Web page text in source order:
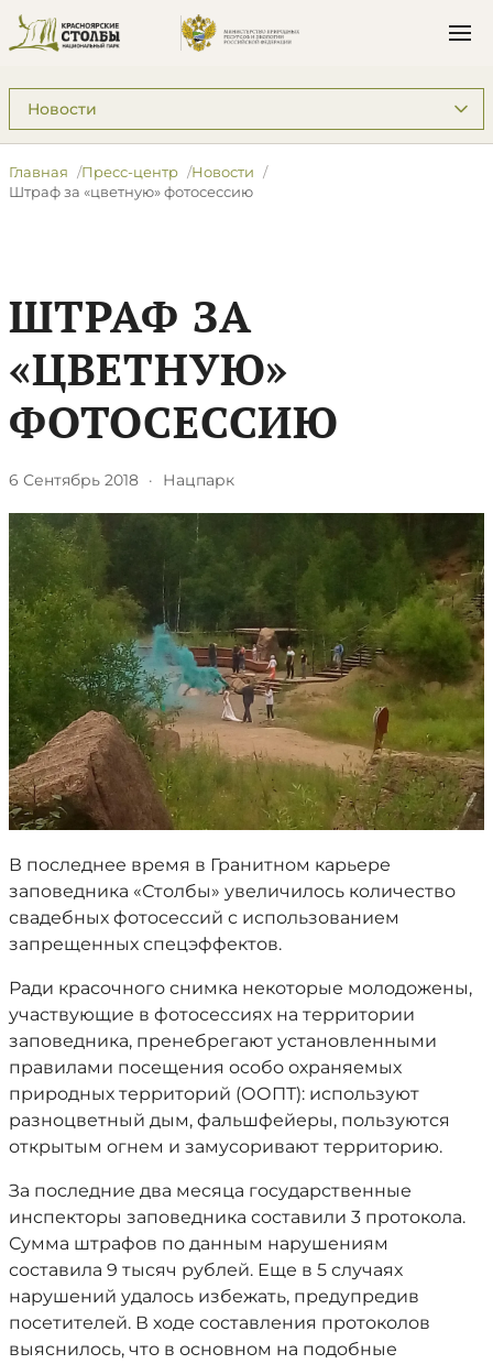
Подразделы: Пресс-центр
Главная Пресс-центр
Новости
Штраф за «цветную» фотосессию
ШТРАФ ЗА
«ЦВЕТНУЮ»
ФОТОСЕССИЮ
6 Сентябрь 2018 · Нацпарк
В последнее время в Гранитном карьере
заповедника «Столбы» увеличилось количество
свадебных фотосессий с использованием
запрещенных спецэффектов.
Ради красочного снимка некоторые молодожены,
участвующие в фотосессиях на территории
заповедника, пренебрегают установленными
правилами посещения особо охраняемых
природных территорий (ООПТ): используют
разноцветный дым, фальшфейеры, пользуются
открытым огнем и замусоривают территорию.
За последние два месяца государственные
инспекторы заповедника составили 3 протокола.
Сумма штрафов по данным нарушениям
составила 9 тысяч рублей. Еще в 5 случаях
нарушений удалось избежать, предупредив
посетителей. В ходе составления протоколов
выяснилось, что в основном на подобные